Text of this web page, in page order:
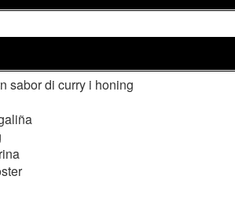
sabor di curry i honing